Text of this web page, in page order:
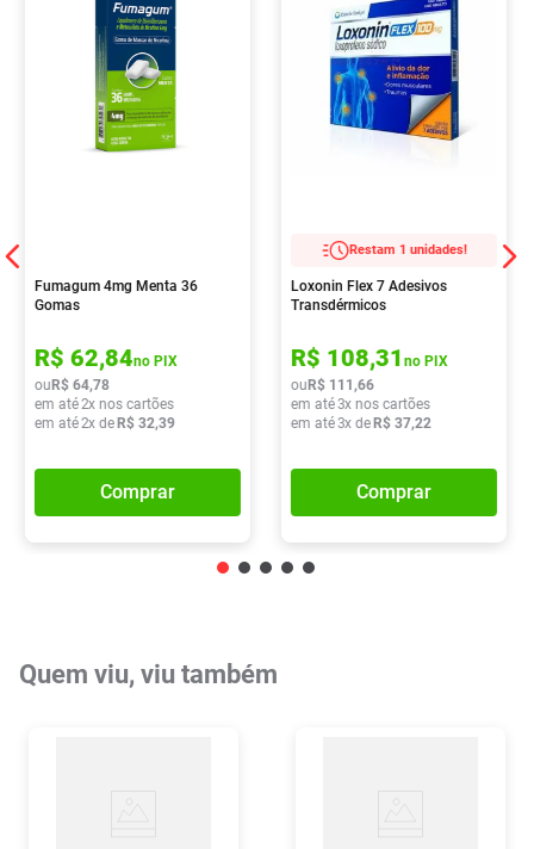
Fumagum 4mg Menta 36
Gomas
R$ 62,84no PIX
ou R$ 64,78
em até2x nos cartões
em até2x de R$ 32,39
Comprar
Restam 1 unidades!
Loxonin Flex 7 Adesivos
Transdérmicos
R$ 108,31 no PIX
ou R$ 111 ,66
em até3x nos cartões
em até3x de R$ 37,22
Comprar
Quem viu, viu também